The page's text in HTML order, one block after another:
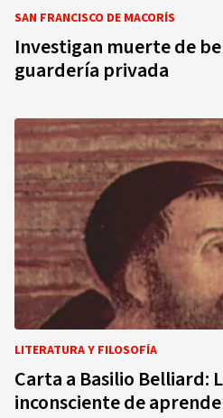
SAN FRANCISCO DE MACORÍS
Investigan muerte de
guardería privada
LITERATURA Y FILOSOFÍA
Carta a Basilio Belliard:
inconsciente de